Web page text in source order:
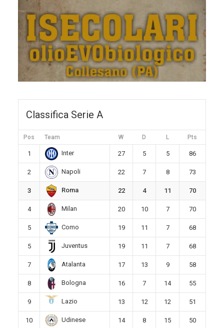
Classifica Serie A
Pos Team W D L Pts
1 Inter 27 5 5 86
2 Napoli 22 7 8 73
3 Roma 22 4 11 70
4 Milan 20 10 7 70
5 Como 19 11 7 68
5 Juventus 19 11 7 68
7 Atalanta 17 13 9 58
8 Bologna 16 7 14 55
9 Lazio 13 12 12 51
10 Udinese 14 8 15 50